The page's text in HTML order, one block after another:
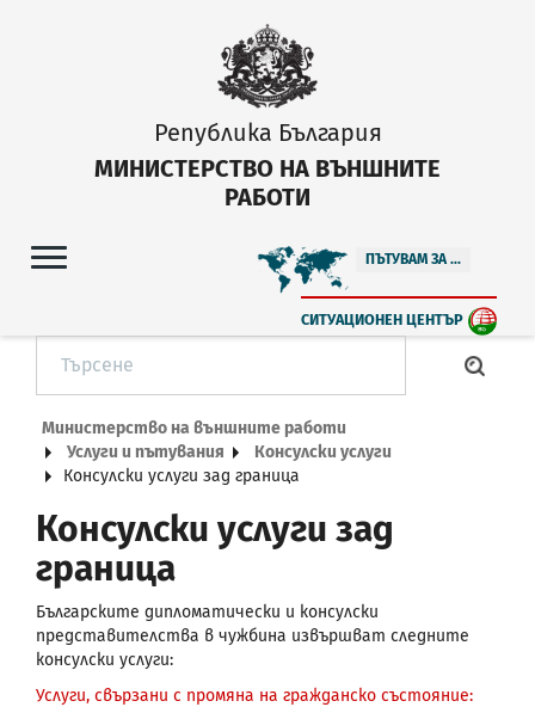
Република България
МИНИСТЕРСТВО НА ВЪНШНИТЕ
РАБОТИ
ПЪТУВАМ ЗА ...
СИТУАЦИОНЕН ЦЕНТЪР
Министерство на външните работи
Услуги и пътувания
Консулски услуги
Консулски услуги зад граница
Консулски услуги зад
граница
Българските дипломатически и консулски
представителства в чужбина извършват следните
консулски услуги:
Услуги, свързани с промяна на гражданско състояние: